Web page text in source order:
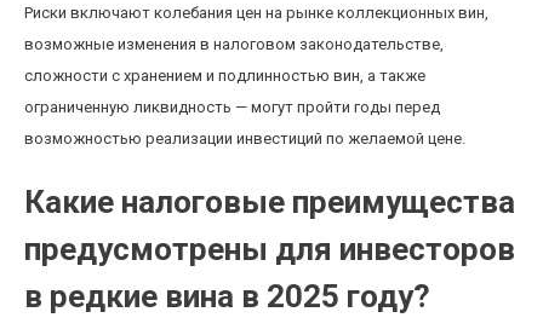
Риски включают колебания цен на рынке коллекционных вин,
возможные изменения в налоговом законодательстве,
сложности с хранением и подлинностью вин, а также
ограниченную ликвидность — могут пройти годы перед
возможностью реализации инвестиций по желаемой цене.
Какие налоговые преимущества
предусмотрены для инвесторов
в редкие вина в 2025 году?